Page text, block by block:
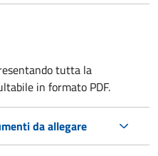
tutta la
in formato PDF.
da allegare